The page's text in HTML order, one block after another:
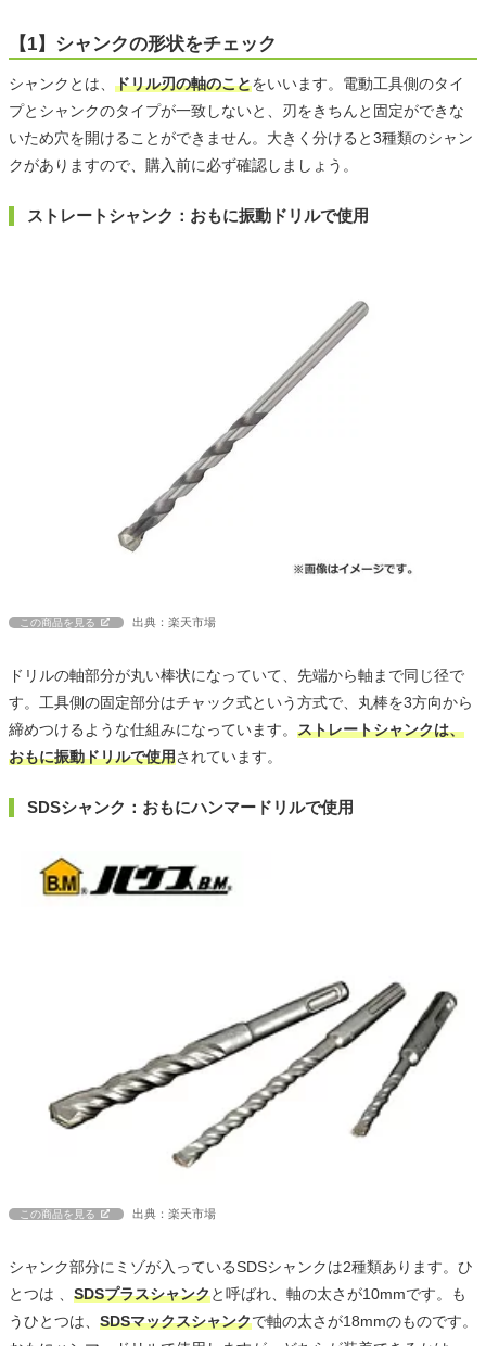
【1】シャンクの形状をチェック
シャンクとは、 ドリル刃の軸のことをいいます。電動工具側のタイ
プとシャンクのタイプが一致しないと、刃をきちんと固定ができな
いため穴を開けることができません。大きく分けると3種類のシャン
クがありますので、購入前に必ず確認しましょう。
ストレートシャンク：おもに振動ドリルで使用
この商品を見る 出典：楽天市場
ドリルの軸部分が丸い棒状になっていて、先端から軸まで同じ径で
す。工具側の固定部分はチャック式という方式で、丸棒を3方向から
締めつけるような仕組みになっています。 ストレートシャンクは、
おもに振動ドリルで使用されています。
SDSシャンク：おもにハンマードリルで使用
この商品を見る 出典：楽天市場
シャンク部分にミゾが入っているSDSシャンクは2種類あります。ひ
とつは 、 SDSプラスシャンクと呼ばれ、軸の太さが10mmです。も
うひとつは、 SDSマックスシャンクで軸の太さが18mmのものです。